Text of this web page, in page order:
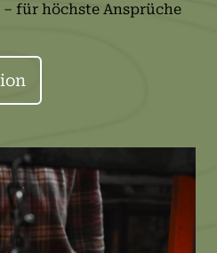
für höchste Ansprüche